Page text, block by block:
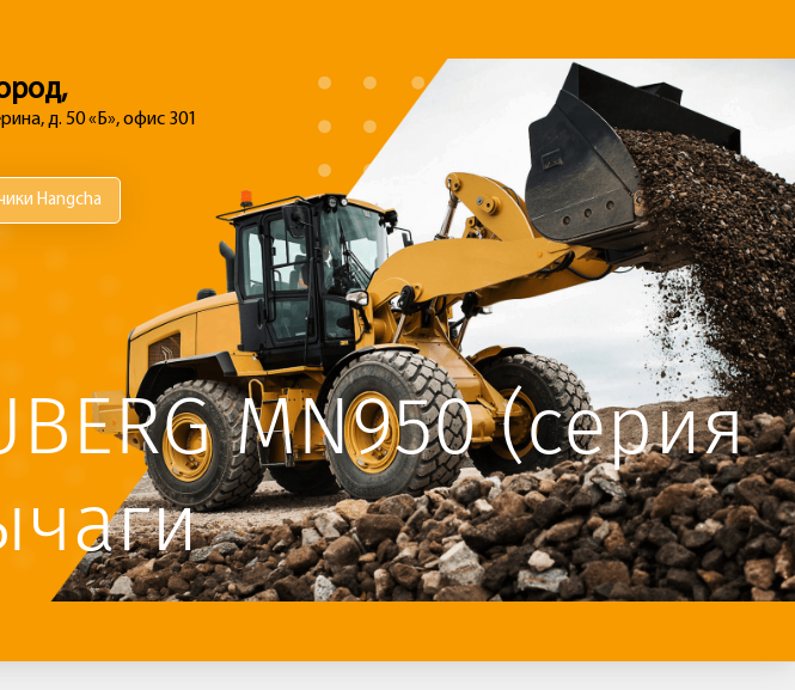
д. 50 «Б», офис 301
Hangcha
MN950 (серия